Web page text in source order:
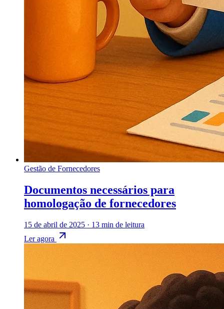
Gestão de Fornecedores
Documentos necessários para
homologação de fornecedores
15 de abril de 2025 · 13 min de leitura
Ler agora